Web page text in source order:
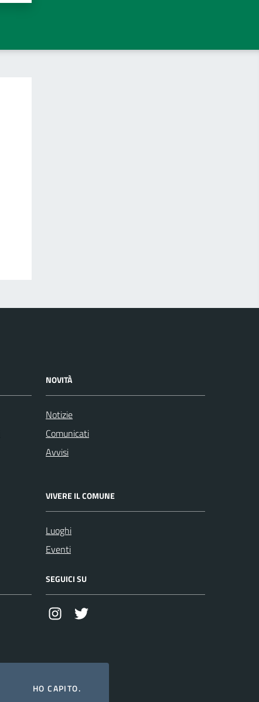
NOVITÀ
Notizie
Comunicati
Avvisi
VIVERE IL COMUNE
Luoghi
Eventi
SEGUICI SU
InstagramTwitter
HO CAPITO.